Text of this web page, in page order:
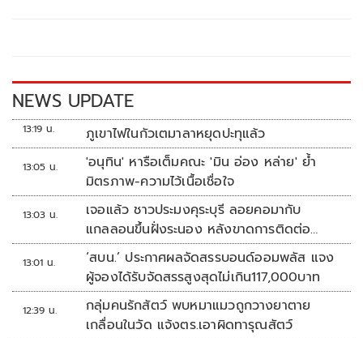
k k
NEWS UPDATE
13:19 น. ภูเขาไฟในกัวเตมาลาหยุดปะทุแล้ว
13:05 น.
'อนุทิน' หารือเต็มคณะ 'มิน อ่อง หล่าย' ย้ำ
มิตรภาพ-ความไว้เนื้อเชื่อใจ
13:03 น.
เจอแล้ว ชาวประมงคุระบุรี ลอยคอมากับ
แกลลอนขึ้นฝั่งระนอง หลังขาดการติดต่อ
หลายวัน
13:01 น.
‘สบน.’ ประกาศผลจัดสรรบอนด์ออมพลัส แจง
ผู้จองได้รับจัดสรรสูงสุดไม่เกิน117,000บาท
12:39 น.
กลุ่มคนรักสัตว์ พบหมาแมวถูกวางยาตาย
เกลื่อนในวัด แจ้งตร.เอาผิดทารุณสัตว์